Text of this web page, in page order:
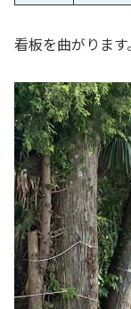
看板を曲がります。